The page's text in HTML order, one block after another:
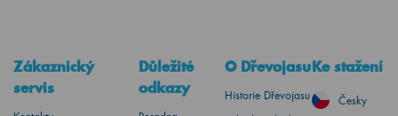
Zákaznický
servis
Důležité
odkazy
O Dřevojasu
Historie Dřevojasu
Ke stažení
Česky